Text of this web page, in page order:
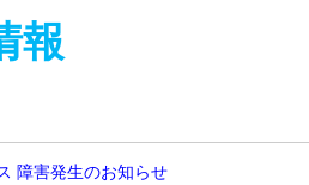
報
障害発生のお知らせ